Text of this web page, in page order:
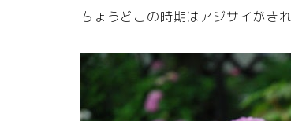
ちょうどこの時期はアジサイがき